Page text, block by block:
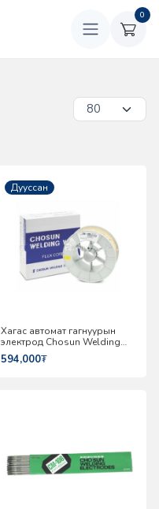
0
Дууссан
Хагас автомат гагнуурын
электрод Chosun Welding
CSF-308L
594,000₮